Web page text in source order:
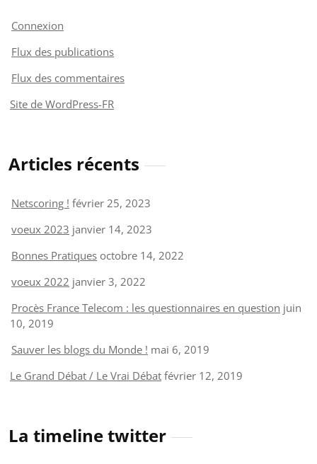
Connexion
Flux des publications
Flux des commentaires
Site de WordPress-FR
Articles récents
Netscoring ! février 25, 2023
voeux 2023 janvier 14, 2023
Bonnes Pratiques octobre 14, 2022
voeux 2022 janvier 3, 2022
Procès France Telecom : les questionnaires en question juin
10, 2019
Sauver les blogs du Monde ! mai 6, 2019
Le Grand Débat / Le Vrai Débat février 12, 2019
La timeline twitter